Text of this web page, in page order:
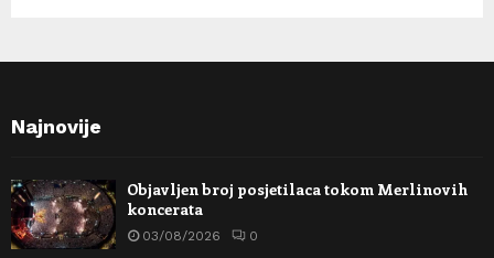
Najnovije
Objavljen broj posjetilaca tokom Merlinovih
koncerata
03/08/2026 0